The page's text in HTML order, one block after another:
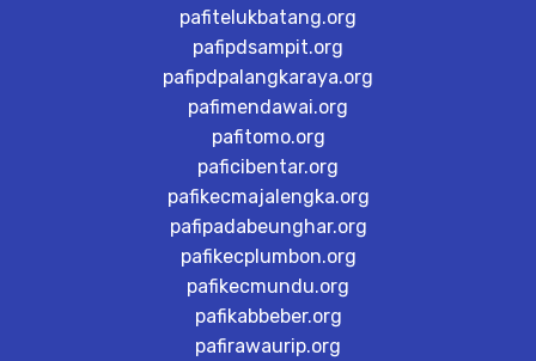
pafitelukbatang.org
pafipdsampit.org
pafipdpalangkaraya.org
pafimendawai.org
pafitomo.org
paficibentar.org
pafikecmajalengka.org
pafipadabeunghar.org
pafikecplumbon.org
pafikecmundu.org
pafikabbeber.org
pafirawaurip.org